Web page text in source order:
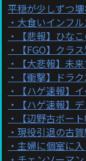
平穏が少しずつ壊
大食いインフ
【悲報】ひな
【FGO】クラ
【大悲報】未
【衝撃】ドラ
【ハゲ速報】
【ハゲ速報】
【辺野古ボー
現役引退の古
主婦に個室に